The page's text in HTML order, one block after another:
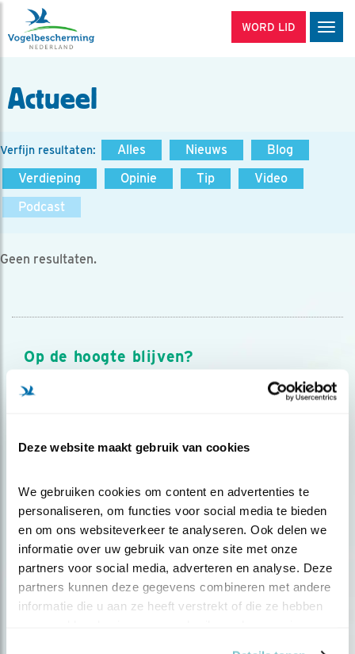
Deze website maakt gebruik van cookies
We gebruiken cookies om content en advertenties te
personaliseren, om functies voor social media te bieden
en om ons websiteverkeer te analyseren. Ook delen we
informatie over uw gebruik van onze site met onze
partners voor social media, adverteren en analyse. Deze
partners kunnen deze gegevens combineren met andere
informatie die u aan ze heeft verstrekt of die ze hebben
WORD LID
Actueel
Verfijn resultaten: Alles Nieuws
Blog
Verdieping
Opinie Tip
Video
Podcast
Geen resultaten.
Op de hoogte blijven?
Meld je aan en ontvang nieuws, inspiratie, acties en tips
over vogels en activiteiten van Vogelbescherming.